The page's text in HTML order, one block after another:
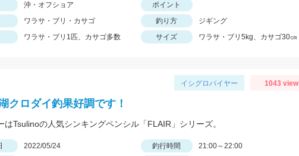
沖・オフショア
ポイント
ワラサ・ブリ・カサゴ 釣り方
ジギング
ワラサ・ブリ1匹、カサゴ多数 サイズ ワラサ・ブリ5kg、カサゴ30㎝
イシグロバイヤー 1043 view
クロダイ釣果好調です！
はTsulinoの人気シンキングペンシル「FLAIR」シリーズ。
2022/05/24 釣行時間
21:00～22:00